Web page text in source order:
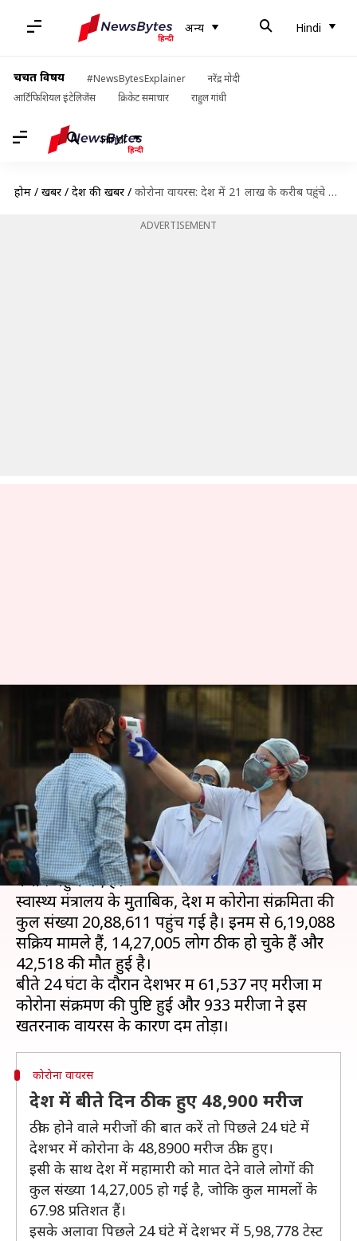
अन्य Hindi
चर्चित विषय #NewsBytesExplainer
नरेंद्र मोदी
आर्टिफिशियल इंटेलिजेंस
क्रिकेट समाचार राहुल गांधी
Hindi
होम / खबरें / देश की खबरें / कोरोना वायरस: देश में 21 लाख के करीब पहुंचे मामले, बीते 24 घंटों में 933 मौतें
ADVERTISEMENT
कोरोना वायरस: देश में 21 लाख के
करीब पहुंचे मामले, बीते 24 घंटों में
933 मौतें
प्रमोद कुमार Aug 08, 2020 09:50 am
क्या है खबर?
देश में कोरोना वायरस के मामले बढ़ते हुए 21 लाख के
करीब पहुंच गए हैं।
स्वास्थ्य मंत्रालय के मुताबिक, देश में कोरोना संक्रमितों की
कुल संख्या 20,88,611 पहुंच गई है। इनमें से 6,19,088
सक्रिय मामले हैं, 14,27,005 लोग ठीक हो चुके हैं और
42,518 की मौत हुई है।
बीते 24 घंटों के दौरान देशभर में 61,537 नए मरीजों में
कोरोना संक्रमण की पुष्टि हुई और 933 मरीजों ने इस
कोरोना वायरस
देश में बीते दिन ठीक हुए 48,900 मरीज
ठीक होने वाले मरीजों की बात करें तो पिछले 24 घंटे में
देशभर में कोरोना के 48,8900 मरीज ठीक हुए।
इसी के साथ देश में महामारी को मात देने वाले लोगों की
कुल संख्या 14,27,005 हो गई है, जोकि कुल मामलों के
67.98 प्रतिशत हैं।
इसके अलावा पिछले 24 घंटे में देशभर में 5,98,778 टेस्ट